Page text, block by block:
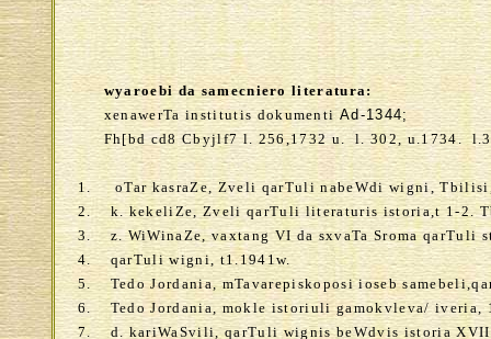
wyaroebi da samecniero literatura:
xenawerTa institutis dokumentiAd-1344;
Fh[bd cd8 Cbyjlf7 l. 256,1732u.l. 302,u.1734.l
1.
oTar kasraZe, Zveli qarTuli nabeWdi wigni,
2.
k. kekeliZe, Zveli qarTuli literaturis istoria,t 1-2.
3.
z. WiWinaZe, vaxtang VI da sxvaTa Sroma qarTuli
4.
qarTuli wigni, t1.1941w.
5.
Tedo Jordania, mTavarepiskoposi ioseb
6.
Tedo Jordania, mokle istoriuli gamokvleva/ iveria,
7.
d. kariWaSvili, qarTuli wignis beWdvis istoria